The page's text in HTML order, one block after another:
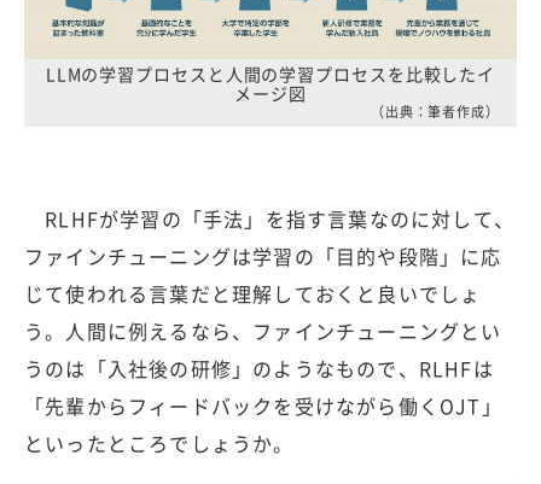
LLMの学習プロセスと人間の学習プロセスを比較したイ
メージ図
（出典：筆者作成）
RLHFが学習の「手法」を指す言葉なのに対して、
ファインチューニングは学習の「目的や段階」に応
じて使われる言葉だと理解しておくと良いでしょ
う。人間に例えるなら、ファインチューニングとい
うのは「入社後の研修」のようなもので、RLHFは
「先輩からフィードバックを受けながら働くOJT」
といったところでしょうか。